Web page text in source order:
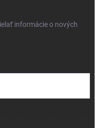
informácie o nových